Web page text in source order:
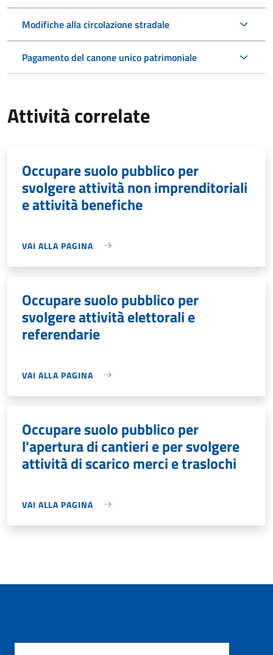
Modifiche alla circolazione stradale
Pagamento del canone unico patrimoniale
Attività correlate
Occupare suolo pubblico per
svolgere attività non imprenditoriali
e attività benefiche
VAI ALLA PAGINA
Occupare suolo pubblico per
svolgere attività elettorali e
referendarie
VAI ALLA PAGINA
Occupare suolo pubblico per
l'apertura di cantieri e per svolgere
attività di scarico merci e traslochi
VAI ALLA PAGINA